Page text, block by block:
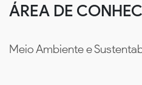
ÁREA DE
Meio Ambiente e